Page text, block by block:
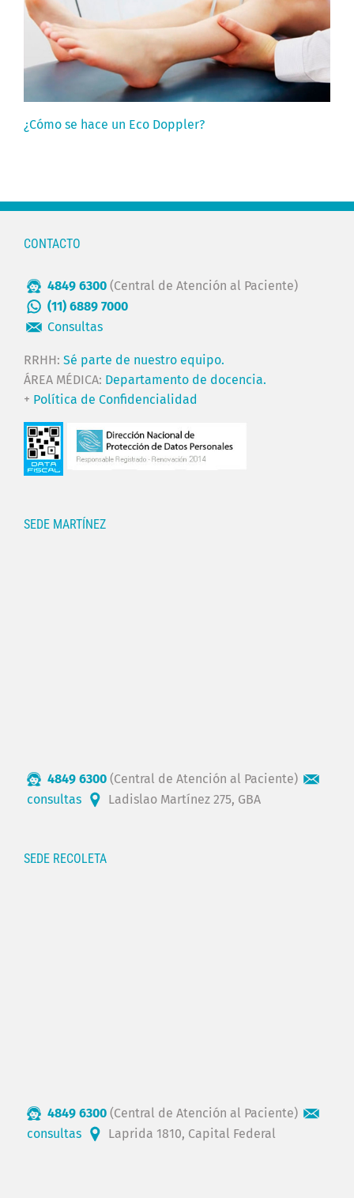
¿Cómo se hace un Eco Doppler?
CONTACTO
4849 6300 (Central de Atención al Paciente)
(11) 6889 7000
Consultas
RRHH: Sé parte de nuestro equipo.
ÁREA MÉDICA: Departamento de docencia.
+ Política de Confidencialidad
SEDE MARTÍNEZ
4849 6300 (Central de Atención al Paciente)
consultas
Ladislao Martínez 275, GBA
SEDE RECOLETA
4849 6300 (Central de Atención al Paciente)
consultas
Laprida 1810, Capital Federal